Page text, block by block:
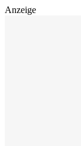
Anzeige